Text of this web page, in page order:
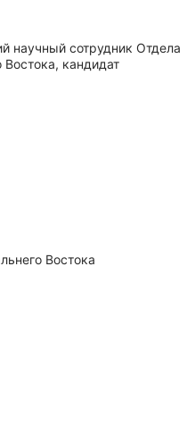
научный сотрудник Отдела
кандидат
Востока